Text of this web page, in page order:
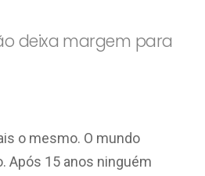
deixa margem para
o mesmo. O mundo
Após 15 anos ninguém